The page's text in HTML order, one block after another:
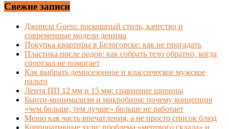
Свежие записи
Джинсы Guess: роскошный стиль, качество и
современные модели денима
Покупка квартиры в Белогорске: как не прогадать
Пластика после родов: как собрать тело обратно, когда
спортзал не помогает
Как выбрать демисезонное и классическое мужское
пальто
Лента ПП 12 мм и 15 мм: сравнение ширины
Бьюти-минимализм и микробиом: почему концепция
«чем больше, тем лучше» больше не работает
Меню как часть впечатления, а не просто список блюд
Корпоративные худи: проблема «мертвого склада» и